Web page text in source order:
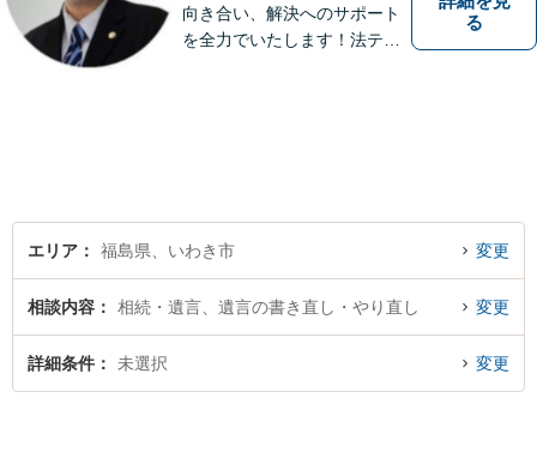
向き合い、解決へのサポート
を全力でいたします！法テラ
る
エリア 福島県、いわき市 変更
相談内容 相続・遺言、遺言の書き直し・やり直し 変更
詳細条件 未選択 変更